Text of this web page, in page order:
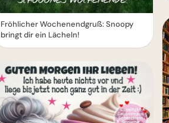
Fröhlicher Wochenendgruß: Snoopy
bringt dir ein Lächeln!